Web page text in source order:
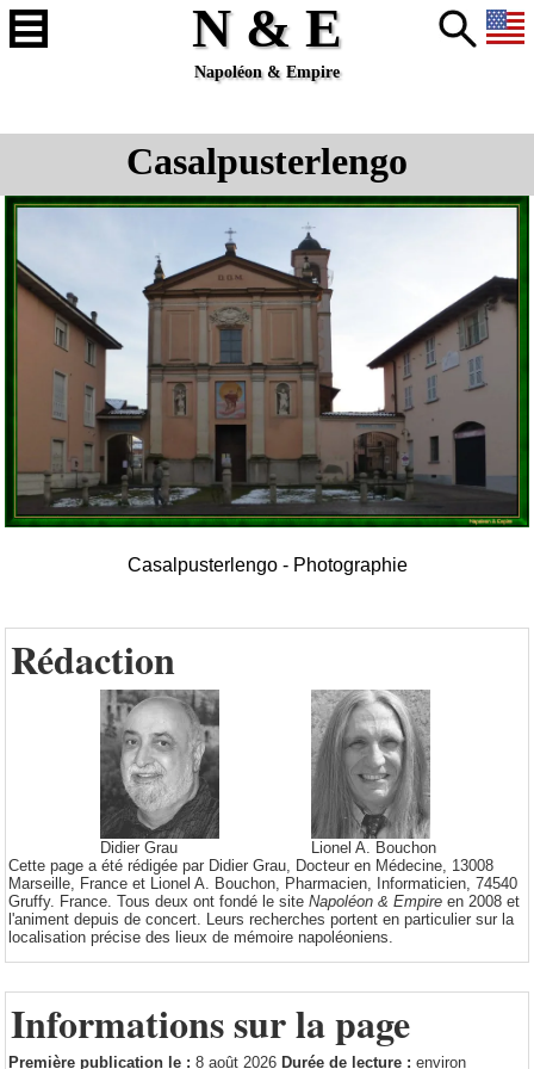
N & E
Napoléon & Empire
Casalpusterlengo
Casalpusterlengo - Photographie
Rédaction
Didier Grau
Lionel A. Bouchon
Cette page a été rédigée par Didier Grau, Docteur en Médecine, 13008
Marseille, France et Lionel A. Bouchon, Pharmacien, Informaticien, 74540
Gruffy. France. Tous deux ont fondé le site Napoléon & Empire en 2008 et
l'animent depuis de concert. Leurs recherches portent en particulier sur la
localisation précise des lieux de mémoire napoléoniens.
Informations sur la page
Première publication le : 8 août 2026 Durée de lecture : environ